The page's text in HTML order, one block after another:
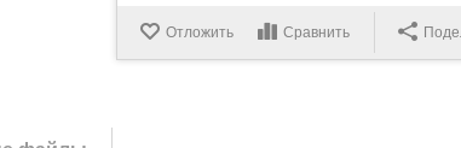
Отложить Сравнить